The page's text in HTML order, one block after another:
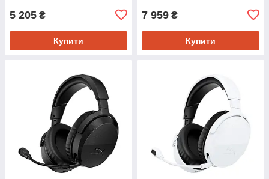
5 205 ₴
Купити
7 959 ₴
Купити